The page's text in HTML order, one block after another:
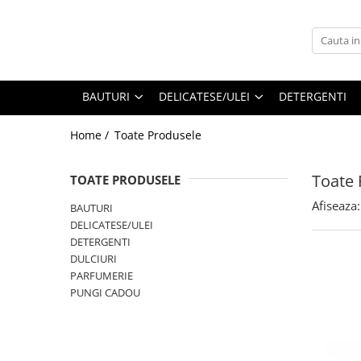
PARFUMURI
BAUTURI DELICATESE/ULEI DETERGENTI
Home / Toate Produsele
Toate
TOATE PRODUSELE
BAUTURI
DELICATESE/ULEI
DETERGENTI
DULCIURI
PARFUMERIE
PUNGI CADOU
Afiseaza: